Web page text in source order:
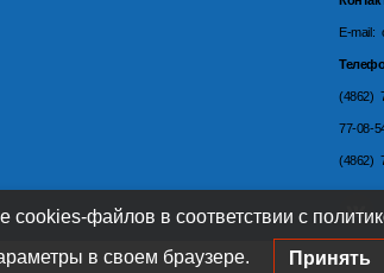
E-mail:
(4862)
77-08-
(4862)
cookies-файлов в соответствии с
в своем браузере. Принять